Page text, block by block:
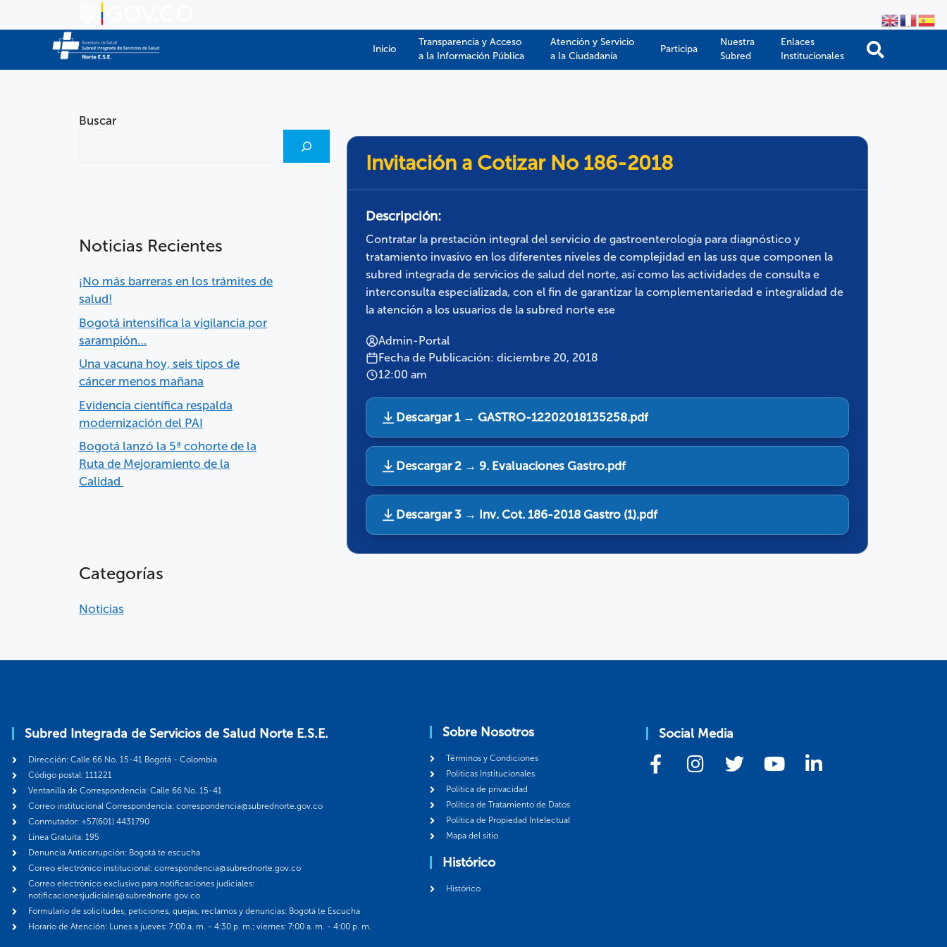
Inicio
Transparencia y Acceso
a la Información Pública​​
Atención y Servicio
a la Ciudadanía
Participa
Nuestra
Subred
Enlaces
Institucionales
Invitación a Cotizar No 186-2018
Descripción:
Contratar la prestación integral del servicio de gastroenterología para diagnóstico y
tratamiento invasivo en los diferentes niveles de complejidad en las uss que componen la
subred integrada de servicios de salud del norte, así como las actividades de consulta e
interconsulta especializada, con el fin de garantizar la complementariedad e integralidad de
la atención a los usuarios de la subred norte ese
Admin-Portal
Fecha de Publicación: diciembre 20, 2018
12:00 am
Descargar 1 → GASTRO-12202018135258.pdf
Descargar 2 → 9. Evaluaciones Gastro.pdf
Descargar 3 → Inv. Cot. 186-2018 Gastro (1).pdf
Buscar
Noticias Recientes
¡No más barreras en los trámites de
salud!
Bogotá intensifica la vigilancia por
sarampión…
Una vacuna hoy, seis tipos de
cáncer menos mañana
Evidencia científica respalda
modernización del PAI
Bogotá lanzó la 5ª cohorte de la
Ruta de Mejoramiento de la
Calidad
Categorías
Noticias
Subred Integrada de Servicios de Salud Norte E.S.E.
Dirección: Calle 66 No. 15-41 Bogotá - Colombia
Código postal: 111221
Ventanilla de Correspondencia: Calle 66 No. 15-41
Correo institucional Correspondencia: correspondencia@subrednorte.gov.co
Conmutador: +57(601) 4431790
Línea Gratuita: 195
Denuncia Anticorrupción: Bogotá te escucha
Correo electrónico institucional: correspondencia@subrednorte.gov.co
Correo electrónico exclusivo para notificaciones judiciales:
notificacionesjudiciales@subrednorte.gov.co
Formulario de solicitudes, peticiones, quejas, reclamos y denuncias: Bogotá te Escucha
Horario de Atención: Lunes a jueves: 7:00 a. m. - 4:30 p. m.; viernes: 7:00 a. m. - 4:00 p. m.
Sobre Nosotros
Términos y Condiciones
Politicas Institucionales
Política de privacidad
Política de Tratamiento de Datos
Política de Propiedad Intelectual
Mapa del sitio
Histórico
Histórico
Social Media